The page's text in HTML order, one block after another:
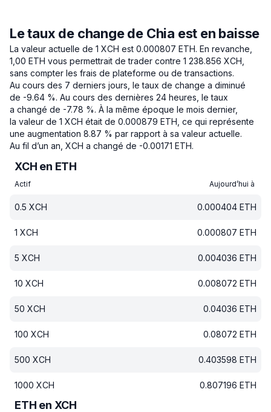
Le taux de change de Chia est en baisse
La valeur actuelle de 1 XCH est 0.000807 ETH. En revanche,
1,00 ETH vous permettrait de trader contre 1 238.856 XCH,
sans compter les frais de plateforme ou de transactions.
Au cours des 7 derniers jours, le taux de change a diminué
de -9.64 %. Au cours des dernières 24 heures, le taux
a changé de -7.78 %. À la même époque le mois dernier,
la valeur de 1 XCH était de 0.000879 ETH, ce qui représente
une augmentation 8.87 % par rapport à sa valeur actuelle.
Au fil d’un an, XCH a changé de -0.00171 ETH.
XCH en ETH
Actif Aujourd’hui à
0.5 XCH 0.000404 ETH
1 XCH 0.000807 ETH
5 XCH 0.004036 ETH
10 XCH 0.008072 ETH
50 XCH 0.04036 ETH
100 XCH 0.08072 ETH
500 XCH 0.403598 ETH
1000 XCH 0.807196 ETH
ETH en XCH